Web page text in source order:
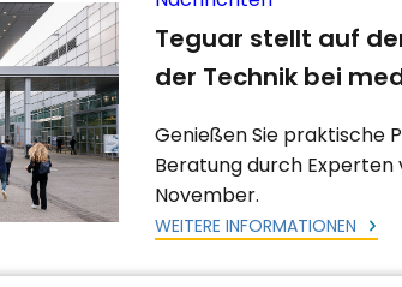
Teguar stellt auf
der Technik bei
Genießen Sie praktische
Beratung durch Experten
November.
WEITERE INFORMATIONEN